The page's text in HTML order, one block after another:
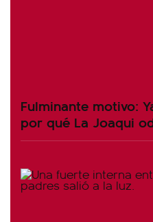
Fulminante motivo:
por qué La Joaqui